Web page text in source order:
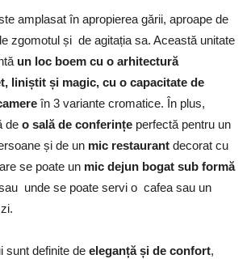
amplasat în apropierea gării, aproape de
zgomotul și de agitația sa. Această unitate
un loc boem cu o arhitectură
liniștit și magic, cu o capacitate de
în 3 variante cromatice. În plus,
de o sală de conferințe perfectă pentru un
și de un mic restaurant decorat cu
se poate un mic dejun bogat sub formă
unde se poate servi o cafea sau un
sunt definite de eleganță și de confort,